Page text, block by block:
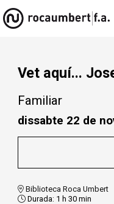
Vet aquí...
Familiar
dissabte 22 de
Biblioteca Roca Umbert
Durada: 1 h 30 min